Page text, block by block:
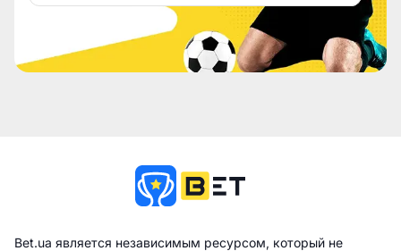
Bet.ua является независимым ресурсом, который не